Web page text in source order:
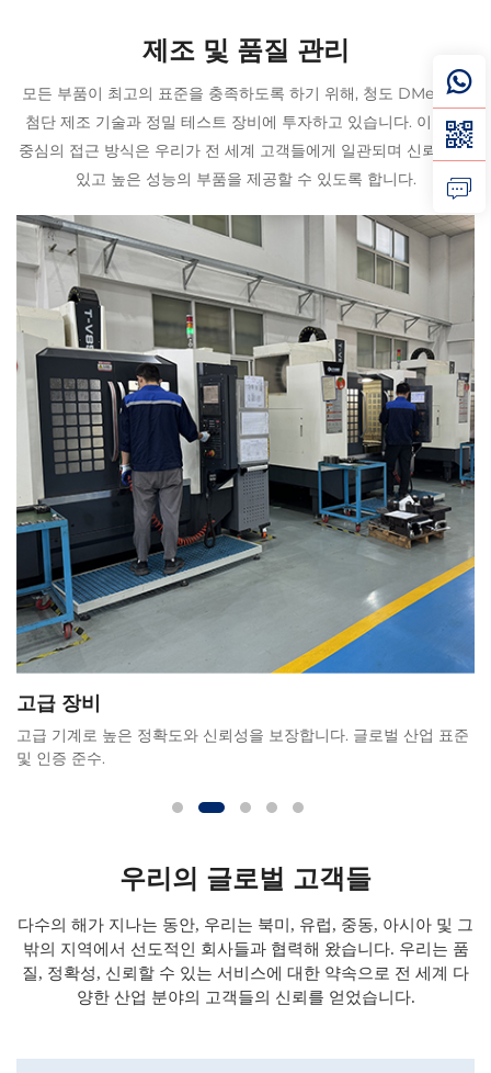
제조 및 품질 관리
모든 부품이 최고의 표준을 충족하도록 하기 위해, 청도 DMetal은
첨단 제조 기술과 정밀 테스트 장비에 투자하고 있습니다. 이 기술
중심의 접근 방식은 우리가 전 세계 고객들에게 일관되며 신뢰할 수
있고 높은 성능의 부품을 제공할 수 있도록 합니다.
고급 장비
고급 기계로 높은 정확도와 신뢰성을 보장합니다. 글로벌 산업 표준
및 인증 준수.
우리의 글로벌 고객들
다수의 해가 지나는 동안, 우리는 북미, 유럽, 중동, 아시아 및 그
밖의 지역에서 선도적인 회사들과 협력해 왔습니다. 우리는 품
질, 정확성, 신뢰할 수 있는 서비스에 대한 약속으로 전 세계 다
양한 산업 분야의 고객들의 신뢰를 얻었습니다.